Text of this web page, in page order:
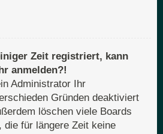
Zeit registriert, kann
anmelden?!
Administrator Ihr
Gründen deaktiviert
löschen viele Boards
die für längere Zeit keine